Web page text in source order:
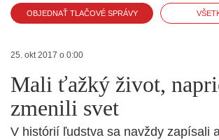
OBJEDNAŤ TLAČOVÉ SPRÁVY
25. okt 2017 o 0:00
Mali ťažký život,
zmenili svet
V histórií ľudstva sa navždy zapísali